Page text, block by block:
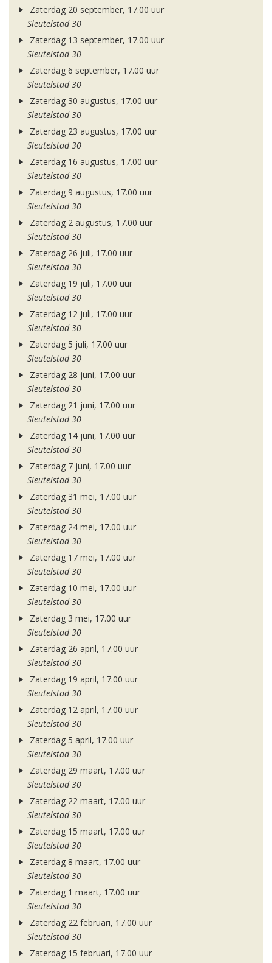
Zaterdag 20 september, 17.00 uur
Sleutelstad 30
Zaterdag 13 september, 17.00 uur
Sleutelstad 30
Zaterdag 6 september, 17.00 uur
Sleutelstad 30
Zaterdag 30 augustus, 17.00 uur
Sleutelstad 30
Zaterdag 23 augustus, 17.00 uur
Sleutelstad 30
Zaterdag 16 augustus, 17.00 uur
Sleutelstad 30
Zaterdag 9 augustus, 17.00 uur
Sleutelstad 30
Zaterdag 2 augustus, 17.00 uur
Sleutelstad 30
Zaterdag 26 juli, 17.00 uur
Sleutelstad 30
Zaterdag 19 juli, 17.00 uur
Sleutelstad 30
Zaterdag 12 juli, 17.00 uur
Sleutelstad 30
Zaterdag 5 juli, 17.00 uur
Sleutelstad 30
Zaterdag 28 juni, 17.00 uur
Sleutelstad 30
Zaterdag 21 juni, 17.00 uur
Sleutelstad 30
Zaterdag 14 juni, 17.00 uur
Sleutelstad 30
Zaterdag 7 juni, 17.00 uur
Sleutelstad 30
Zaterdag 31 mei, 17.00 uur
Sleutelstad 30
Zaterdag 24 mei, 17.00 uur
Sleutelstad 30
Zaterdag 17 mei, 17.00 uur
Sleutelstad 30
Zaterdag 10 mei, 17.00 uur
Sleutelstad 30
Zaterdag 3 mei, 17.00 uur
Sleutelstad 30
Zaterdag 26 april, 17.00 uur
Sleutelstad 30
Zaterdag 19 april, 17.00 uur
Sleutelstad 30
Zaterdag 12 april, 17.00 uur
Sleutelstad 30
Zaterdag 5 april, 17.00 uur
Sleutelstad 30
Zaterdag 29 maart, 17.00 uur
Sleutelstad 30
Zaterdag 22 maart, 17.00 uur
Sleutelstad 30
Zaterdag 15 maart, 17.00 uur
Sleutelstad 30
Zaterdag 8 maart, 17.00 uur
Sleutelstad 30
Zaterdag 1 maart, 17.00 uur
Sleutelstad 30
Zaterdag 22 februari, 17.00 uur
Sleutelstad 30
Zaterdag 15 februari, 17.00 uur